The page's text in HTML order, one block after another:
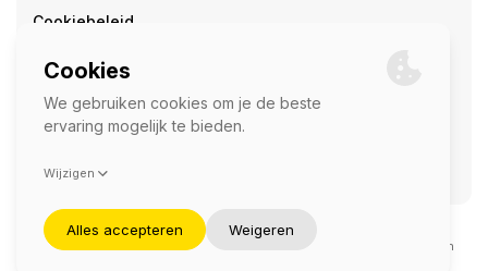
Cookiebeleid
SOCIAL
©2026 — Komerco
Deze site wordt beschermd door reCAPTCHA en het
en